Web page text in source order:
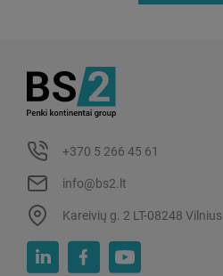
+370 5 266 45 61
info@bs2.lt
Kareivių g. 2 LT-08248 Vilnius